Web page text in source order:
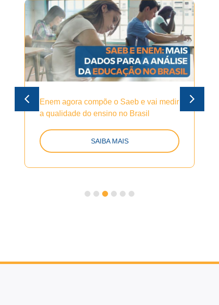
Enem agora compõe o Saeb e vai medir
a qualidade do ensino no Brasil
SAIBA MAIS